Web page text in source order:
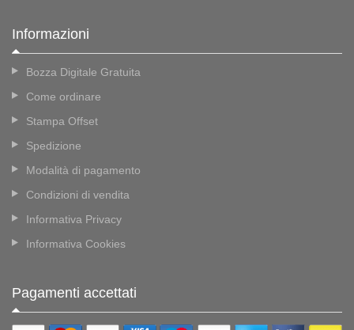
Informazioni
Bozza Digitale Gratuita
Come ordinare
Stampa Offset
Spedizione
Modalità di pagamento
Condizioni di vendita
Informativa Privacy
Informativa Cookies
Pagamenti accettati